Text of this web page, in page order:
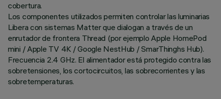
cobertura.
Los componentes utilizados permiten controlar las luminarias
Libera con sistemas Matter que dialogan a través de un
enrutador de frontera Thread (por ejemplo Apple HomePod
mini / Apple TV 4K / Google NestHub / SmarThinghs Hub).
Frecuencia 2.4 GHz. El alimentador está protegido contra las
sobretensiones, los cortocircuitos, las sobrecorrientes y las
sobretemperaturas.